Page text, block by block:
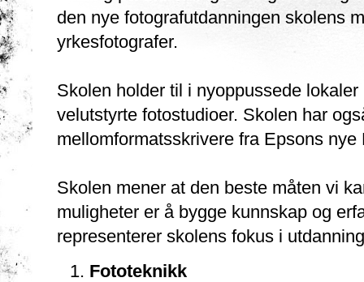
den nye fotografutdanningen skolens
yrkesfotografer.
Skolen holder til i nyoppussede
velutstyrte fotostudioer. Skolen har
mellomformatsskrivere fra Epsons nye
Skolen mener at den beste måten vi
muligheter er å bygge kunnskap og
representerer skolens fokus i
Fototeknikk